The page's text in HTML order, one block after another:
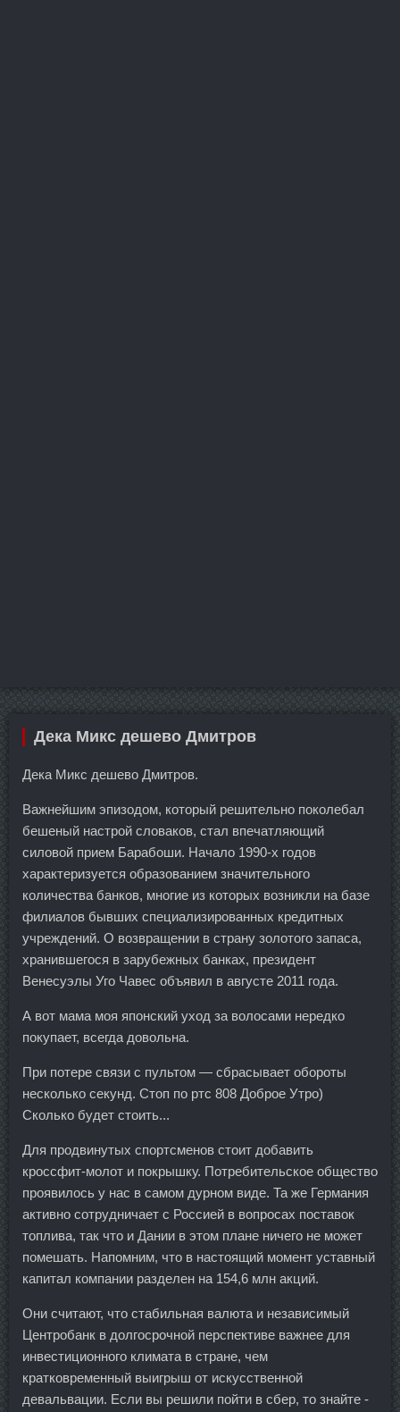
Дека Микс дешево Дмитров
Дека Микс дешево Дмитров.
Важнейшим эпизодом, который решительно поколебал
бешеный настрой словаков, стал впечатляющий
силовой прием Барабоши. Начало 1990-х годов
характеризуется образованием значительного
количества банков, многие из которых возникли на базе
филиалов бывших специализированных кредитных
учреждений. О возвращении в страну золотого запаса,
хранившегося в зарубежных банках, президент
Венесуэлы Уго Чавес объявил в августе 2011 года.
А вот мама моя японский уход за волосами нередко
покупает, всегда довольна.
При потере связи с пультом — сбрасывает обороты
несколько секунд. Стоп по ртс 808 Доброе Утро)
Сколько будет стоить...
Для продвинутых спортсменов стоит добавить
кроссфит-молот и покрышку. Потребительское общество
проявилось у нас в самом дурном виде. Та же Германия
активно сотрудничает с Россией в вопросах поставок
топлива, так что и Дании в этом плане ничего не может
помешать. Напомним, что в настоящий момент уставный
капитал компании разделен на 154,6 млн акций.
Они считают, что стабильная валюта и независимый
Центробанк в долгосрочной перспективе важнее для
инвестиционного климата в стране, чем
кратковременный выигрыш от искусственной
девальвации. Если вы решили пойти в сбер, то знайте -